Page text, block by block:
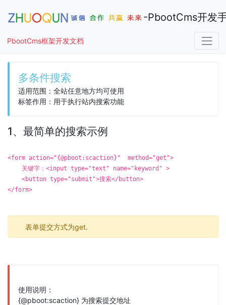
-PbootCms开发
PbootCms框架开发文档
手册导航
多条件搜索
适用范围：全站任意地方均可使用
标签作用：用于执行站内搜索功能
1、最简单的搜索示例
<form action="{@pboot:scaction}" method="get">
关键字：<input type="text" name="keyword" >
<button type="submit">搜索</button>
</form>
表单提交方式为get.
使用说明：
{@pboot:scaction} 为搜索提交地址